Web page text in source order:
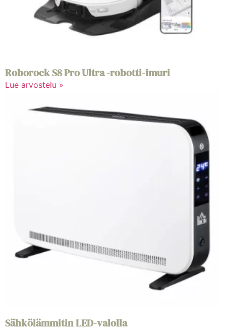
Roborock S8 Pro Ultra -robotti-imuri
Lue arvostelu »
Sähkölämmitin LED-valolla